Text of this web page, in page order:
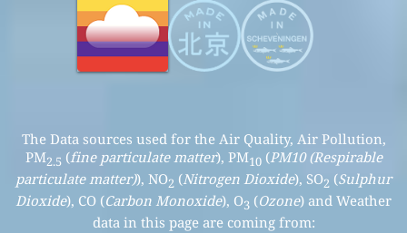
The Data sources used for the Air Quality, Air Pollution,
PM2.5 (fine particulate matter), PM10(PM10 (Respirable
particulate matter)), NO2 (Nitrogen Dioxide), SO2 (Sulphur
Dioxide), CO (Carbon Monoxide), O3 (Ozone) and Weather
data in this page are coming from: